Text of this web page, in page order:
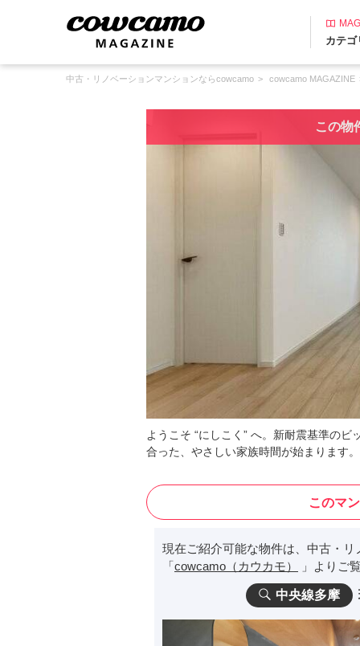
カテゴ
中古・リノベーションマンションならcowcamo cowcamo MAGAZINE
この物
ようこそ “にしこく” へ。新耐震基準の
合った、やさしい家族時間が始まります。
このマ
現在ご紹介可能な物件は、中古・
「cowcamo（カウカモ） 」よりご
中央線多摩